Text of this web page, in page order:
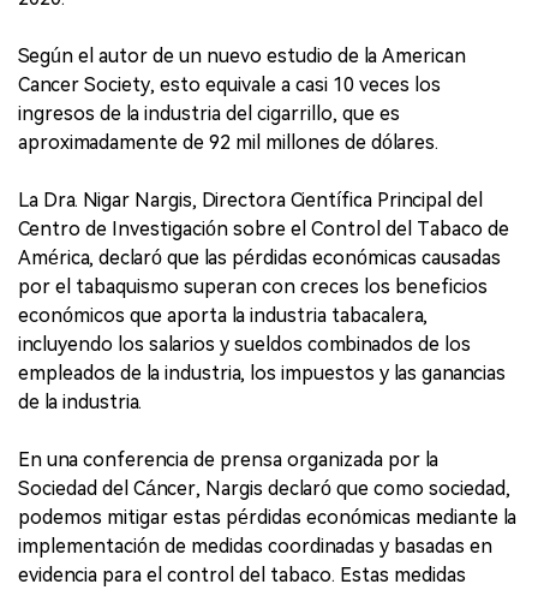
Según el autor de un nuevo estudio de la American
Cancer Society, esto equivale a casi 10 veces los
ingresos de la industria del cigarrillo, que es
aproximadamente de 92 mil millones de dólares.
La Dra. Nigar Nargis, Directora Científica Principal del
Centro de Investigación sobre el Control del Tabaco de
América, declaró que las pérdidas económicas causadas
por el tabaquismo superan con creces los beneficios
económicos que aporta la industria tabacalera,
incluyendo los salarios y sueldos combinados de los
empleados de la industria, los impuestos y las ganancias
de la industria.
En una conferencia de prensa organizada por la
Sociedad del Cáncer, Nargis declaró que como sociedad,
podemos mitigar estas pérdidas económicas mediante la
implementación de medidas coordinadas y basadas en
evidencia para el control del tabaco. Estas medidas